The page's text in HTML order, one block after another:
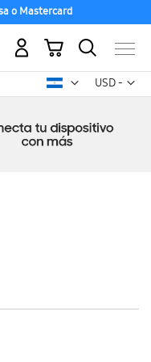
o Mastercard
USD -
dólar
Mi carrito